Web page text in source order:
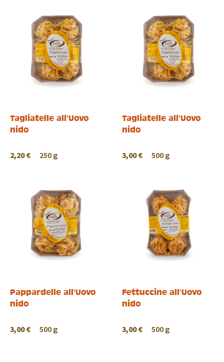
Tagliatelle all'Uovo
nido
2,20 € 250 g
Tagliatelle all'Uovo
nido
3,00 € 500 g
Pappardelle all'Uovo
nido
3,00 € 500 g
Fettuccine all'Uovo
nido
3,00 € 500 g